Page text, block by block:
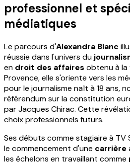
professionnel et
médiatiques
Le parcours d'Alexandra Blanc
réussie dans l'univers du
en droit des affaires obtenu à
Provence, elle s'oriente vers les
pour le journalisme naît à 18 ans,
référendum sur la constitution
par Jacques Chirac. Cette
choix professionnels futurs.
Ses débuts comme stagiaire à TV
le commencement d'une carrière
les échelons en travaillant comme